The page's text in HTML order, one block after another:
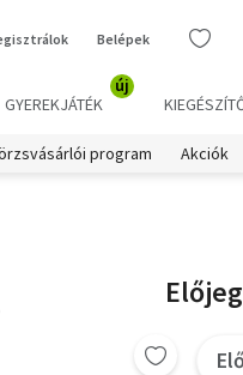
Belépek
GYEREKJÁTÉK
új
program Akciók